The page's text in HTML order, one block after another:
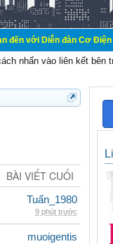
đàn Cơ Điện - Diễn
nhấn vào liên kết bên
BÀI VIẾT CUỐI
Tuấn_1980
9 phút trước
muoigentis